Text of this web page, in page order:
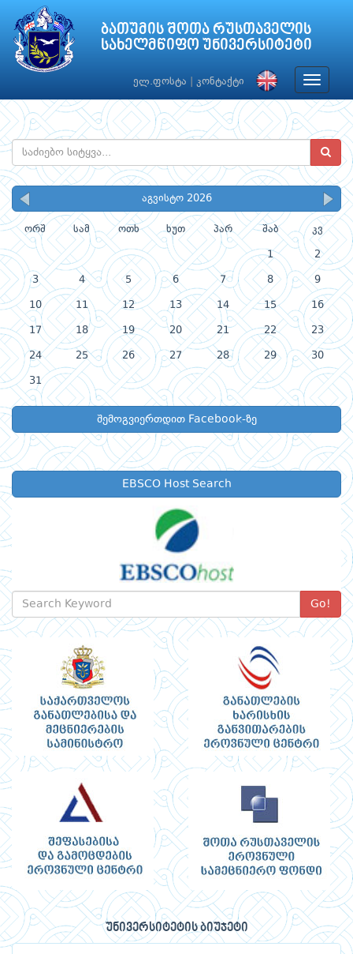
ბათუმის შოთა რუსთაველის
სახელმწიფო უნივერსიტეტი
ელ.ფოსტა კონტაქტი
Toggle
აგვისტო 2026
ორშ სამ ოთხ ხუთ პარ შაბ კვ
1 2
3 4 5 6 7 8 9
10 11 12 13 14 15 16
17 18 19 20 21 22 23
24 25 26 27 28 29 30
31
შემოგვიერთდით Facebook-ზე
EBSCO Host Search
Go!
უნივერსიტეტის ბიუჯეტი